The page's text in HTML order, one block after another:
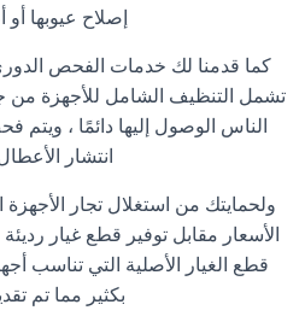
إصلاح عيوبها أو
كما قدمنا ​​لك خدمات الفحص الدوري
تشمل التنظيف الشامل للأجهزة من
الناس الوصول إليها دائمًا ،
انتشار
ولحمايتك من استغلال تجار الأجهزة
الأسعار مقابل توفير قطع غيار
قطع الغيار الأصلية التي تناسب
بكثير مما تم